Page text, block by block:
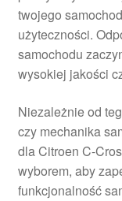
twojego
użyteczności.
samochodu
wysokiej jakości
Niezależnie od
czy mechanika
dla Citroen C-
wyborem, aby
funkcjonalność